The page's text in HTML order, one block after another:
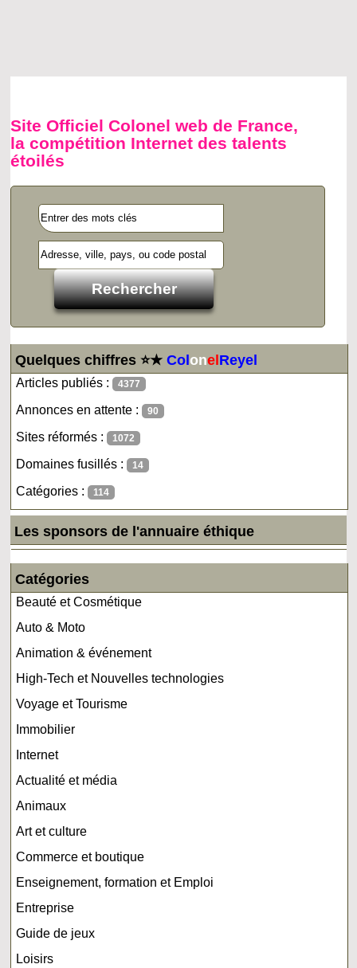
Site Officiel Colonel web de France,
la compétition Internet des talents
étoilés
Quelques chiffres ⭐★ColonelReyel
Articles publiés : 4377
Annonces en attente : 90
Sites réformés : 1072
Domaines fusillés : 14
Catégories : 114
Les sponsors de l'annuaire éthique
Catégories
Beauté et Cosmétique
Auto & Moto
Animation & événement
High-Tech et Nouvelles technologies
Voyage et Tourisme
Immobilier
Internet
Actualité et média
Animaux
Art et culture
Commerce et boutique
Enseignement, formation et Emploi
Entreprise
Guide de jeux
Loisirs